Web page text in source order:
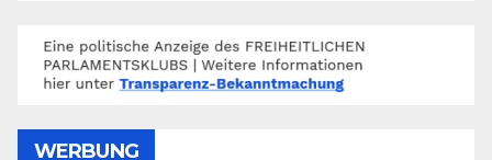
WERBUNG